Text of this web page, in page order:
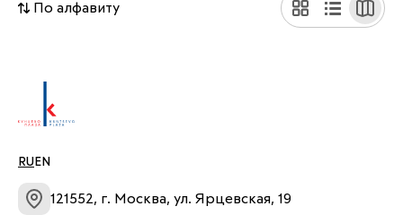
По алфавиту
RU EN
121552, г. Москва, ул. Ярцевская, 19